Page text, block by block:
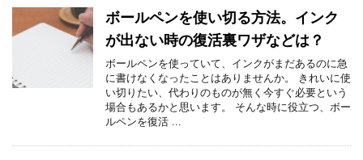
ボールペンを使い切る方法。インク
が出ない時の復活裏ワザなどは？
ボールペンを使っていて、インクがまだあるのに急
に書けなくなったことはありませんか。 きれいに使
い切りたい、代わりのものが無く今すぐ必要という
場合もあるかと思います。 そんな時に役立つ、ボー
ルペンを復活 ...